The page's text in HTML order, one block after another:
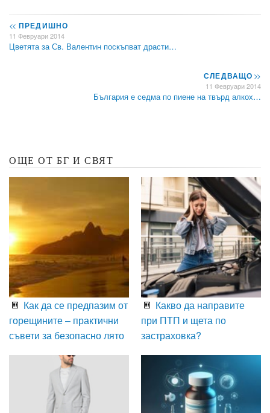
<< ПРЕДИШНО
11 Февруари 2014
Цветята за Св. Валентин поскъпват драсти…
СЛЕДВАЩО>>
11 Февруари 2014
България е седма по пиене на твърд алкох…
ОЩЕ ОТ БГ И СВЯТ
Как да се предпазим от
горещините – практични
съвети за безопасно лято
Какво да направите
при ПТП и щета по
застраховка?